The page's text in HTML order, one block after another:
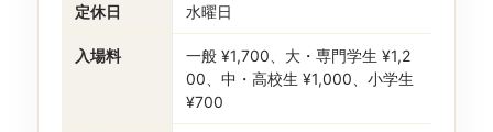
定休日 水曜日
入場料
一般 ¥1,700、大・専門学生 ¥1,2
00、中・高校生 ¥1,000、小学生
¥700